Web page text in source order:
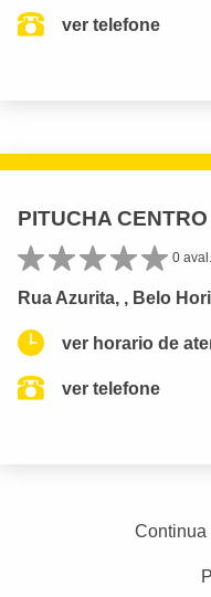
ver telefone
PITUCHA
0 aval.
Rua Azurita, , Belo
ver horario de
ver telefone
Continua